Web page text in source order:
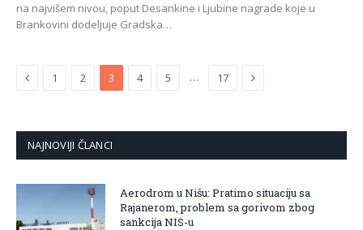
na najvišem nivou, poput Desankine i Ljubine nagrade koje u
Brankovini dodeljuje Gradska…
Previous
1 2 3 4 5 … 17 Next
NAJNOVIJI ČLANCI
Aerodrom u Nišu: Pratimo situaciju sa
Rajanerom, problem sa gorivom zbog
sankcija NIS-u